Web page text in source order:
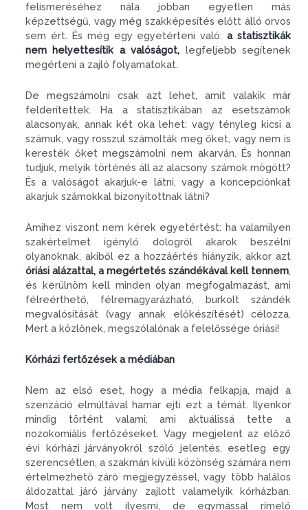
felismeréséhez nála jobban egyetlen más
képzettségű, vagy még szakképesítés előtt álló orvos
sem ért. És még egy egyetérteni való:a statisztikák
nem helyettesítik a valóságot, legfeljebb segítenek
megérteni a zajló folyamatokat.
De megszámolni csak azt lehet, amit valakik már
felderítettek. Ha a statisztikában az esetszámok
alacsonyak, annak két oka lehet: vagy tényleg kicsi a
számuk, vagy rosszul számolták meg őket, vagy nem is
keresték őket megszámolni nem akarván. És honnan
tudjuk, melyik történés áll az alacsony számok mögött?
És a valóságot akarjuk-e látni, vagy a koncepciónkat
akarjuk számokkal bizonyítottnak látni?
Amihez viszont nem kérek egyetértést: ha valamilyen
szakértelmet igénylő dologról akarok beszélni
olyanoknak, akiből ez a hozzáértés hiányzik, akkor azt
óriási alázattal, a megértetés szándékával kell tennem,
és kerülnöm kell minden olyan megfogalmazást, ami
félreérthető, félremagyarázható, burkolt szándék
megvalósítását (vagy annak előkészítését) célozza.
Mert a közlőnek, megszólalónak a felelőssége óriási!
Kórházi fertőzések a médiában
Nem az első eset, hogy a média felkapja, majd a
szenzáció elmúltával hamar ejti ezt a témát. Ilyenkor
mindig történt valami, ami aktuálissá tette a
nozokomiális fertőzéseket. Vagy megjelent az előző
évi kórházi járványokról szóló jelentés, esetleg egy
szerencsétlen, a szakmán kívüli közönség számára nem
értelmezhető záró megjegyzéssel, vagy több halálos
áldozattal járó járvány zajlott valamelyik kórházban.
Most nem volt ilyesmi, de egymással rímelő